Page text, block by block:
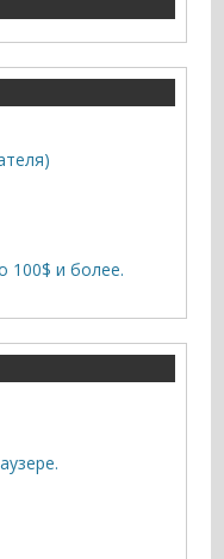
100$ и более.